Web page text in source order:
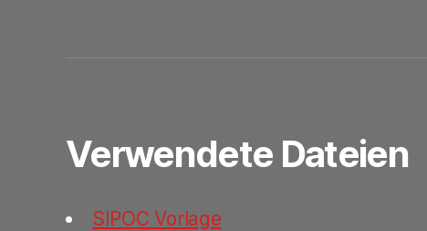
Verwendete Dateien
SIPOC Vorlage